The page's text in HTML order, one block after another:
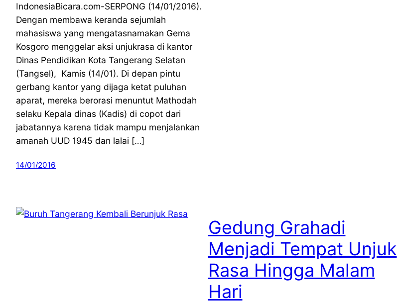
IndonesiaBicara.com-SERPONG (14/01/2016).
Dengan membawa keranda sejumlah
mahasiswa yang mengatasnamakan Gema
Kosgoro menggelar aksi unjukrasa di kantor
Dinas Pendidikan Kota Tangerang Selatan
(Tangsel), Kamis (14/01). Di depan pintu
gerbang kantor yang dijaga ketat puluhan
aparat, mereka berorasi menuntut Mathodah
selaku Kepala dinas (Kadis) di copot dari
jabatannya karena tidak mampu menjalankan
amanah UUD 1945 dan lalai […]
14/01/2016
Gedung Grahadi
Menjadi Tempat Unjuk
Rasa Hingga Malam
Hari